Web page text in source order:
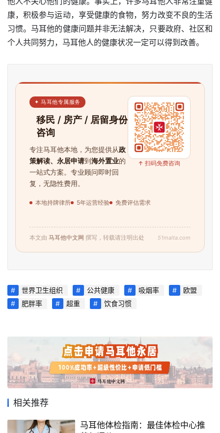
旅
游
康，积极参与运动，享受健康的食物，努力改变不良的生活
习惯。马耳他的健康问题并非无法解决，只要政府、社区和
个人共同努力，马耳他人的健康状况一定可以得到改善。
✦ 马耳他专属服务
移民 / 房产 / 居留身份
咨询
专注马耳他本地，为您提供从政
策解读、永居申请到海外置业的
一站式方案。专业顾问即时回
复，无隐性费用。
本地持牌律所 5年运营经验 免费评估需求
↑ 扫码免费咨询
本文由 马耳他中文网 撰写，转载请注明出处 51malta.com
世界卫生组织 公共健康 吸烟率
欧盟
肥胖率
超重 饮食习惯
相关推荐
马耳他体检指南：最佳体检中心推